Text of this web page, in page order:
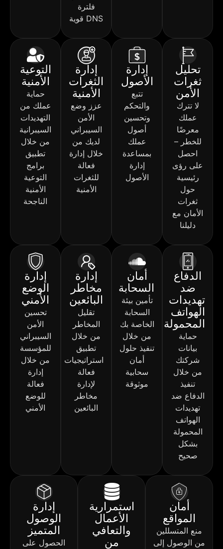
فلترة
DNS قوية
تحليل
ثغرات
الأمن
لا تترك
عملك
معرضًا
للخطر –
احصل
على رؤى
رئيسية
حول
ثغرات
الأمان مع
دليلنا
إدارة
الأصول
تتبع
والتحكم
وتحسين
أصول
عملك
بمساعدة
إدارة
الأصول
إدارة
الثغرات
الأمنية
عزز وضع
الأمن
السيبراني
لديك من
خلال إدارة
فعالة
للثغرات
الأمنية
التوعية
الأمنية
حماية
عملك من
التهديدات
السيبرانية
من خلال
تطبيق
برامج
التوعية
الأمنية
الناجحة
الدفاع
ضد
تهديدات
الهواتف
المحمولة
حماية
بيانات
شركتك
من خلال
تنفيذ
الدفاع ضد
تهديدات
الهواتف
المحمولة
بشكل
صحيح
أمان
السحابة
تأمين بيئة
السحابة
الخاصة بك
من خلال
تنفيذ حلول
أمان
سحابية
موثوقة
إدارة
مخاطر
البائعين
تقليل
المخاطر
من خلال
تطبيق
استراتيجيات
فعالة
لإدارة
مخاطر
البائعين
إدارة
الوضع
الأمني
تحسين
الأمن
السيبراني
للمؤسسة
من خلال
إدارة
فعالة
للوضع
الأمني
أمان
المواقع
منع المتسللين
من الوصول إلى
استمرارية
الأعمال
والتعافي
من
إدارة
الوصول
المتميز
الحصول على